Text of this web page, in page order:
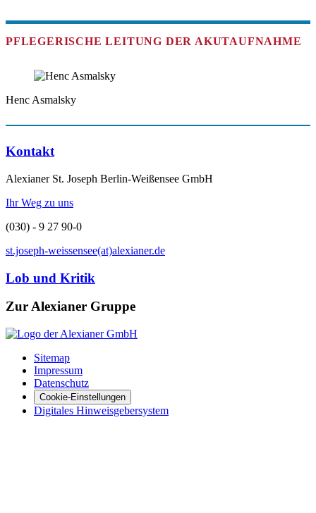
PFLEGERISCHE LEITUNG DER AKUTAUFNAHME
Henc Asmalsky
Kontakt
Alexianer St. Joseph Berlin-Weißensee GmbH
Ihr Weg zu uns
(030) - 9 27 90-0
st.joseph-weissensee(at)alexianer.de
Lob und Kritik
Zur Alexianer Gruppe
Sitemap
Impressum
Datenschutz
Cookie-Einstellungen
Digitales Hinweisgebersystem